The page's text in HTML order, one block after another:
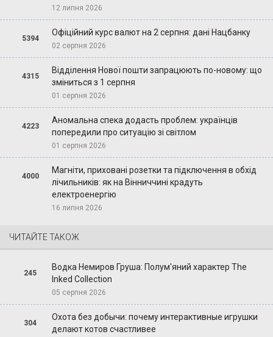
12 липня 2026
5394
Офіційний курс валют на 2 серпня: дані Нацбанку
02 серпня 2026
4315
Відділення Нової пошти запрацюють по-новому: що
зміниться з 1 серпня
01 серпня 2026
4223
Аномальна спека додасть проблем: українців
попередили про ситуацію зі світлом
01 серпня 2026
4000
Магніти, приховані розетки та підключення в обхід
лічильників: як на Вінниччині крадуть
електроенергію
16 липня 2026
ЧИТАЙТЕ ТАКОЖ
245
Водка Немиров Груша: Полум'яний характер The
Inked Collection
05 серпня 2026
304
Охота без добычи: почему интерактивные игрушки
делают котов счастливее